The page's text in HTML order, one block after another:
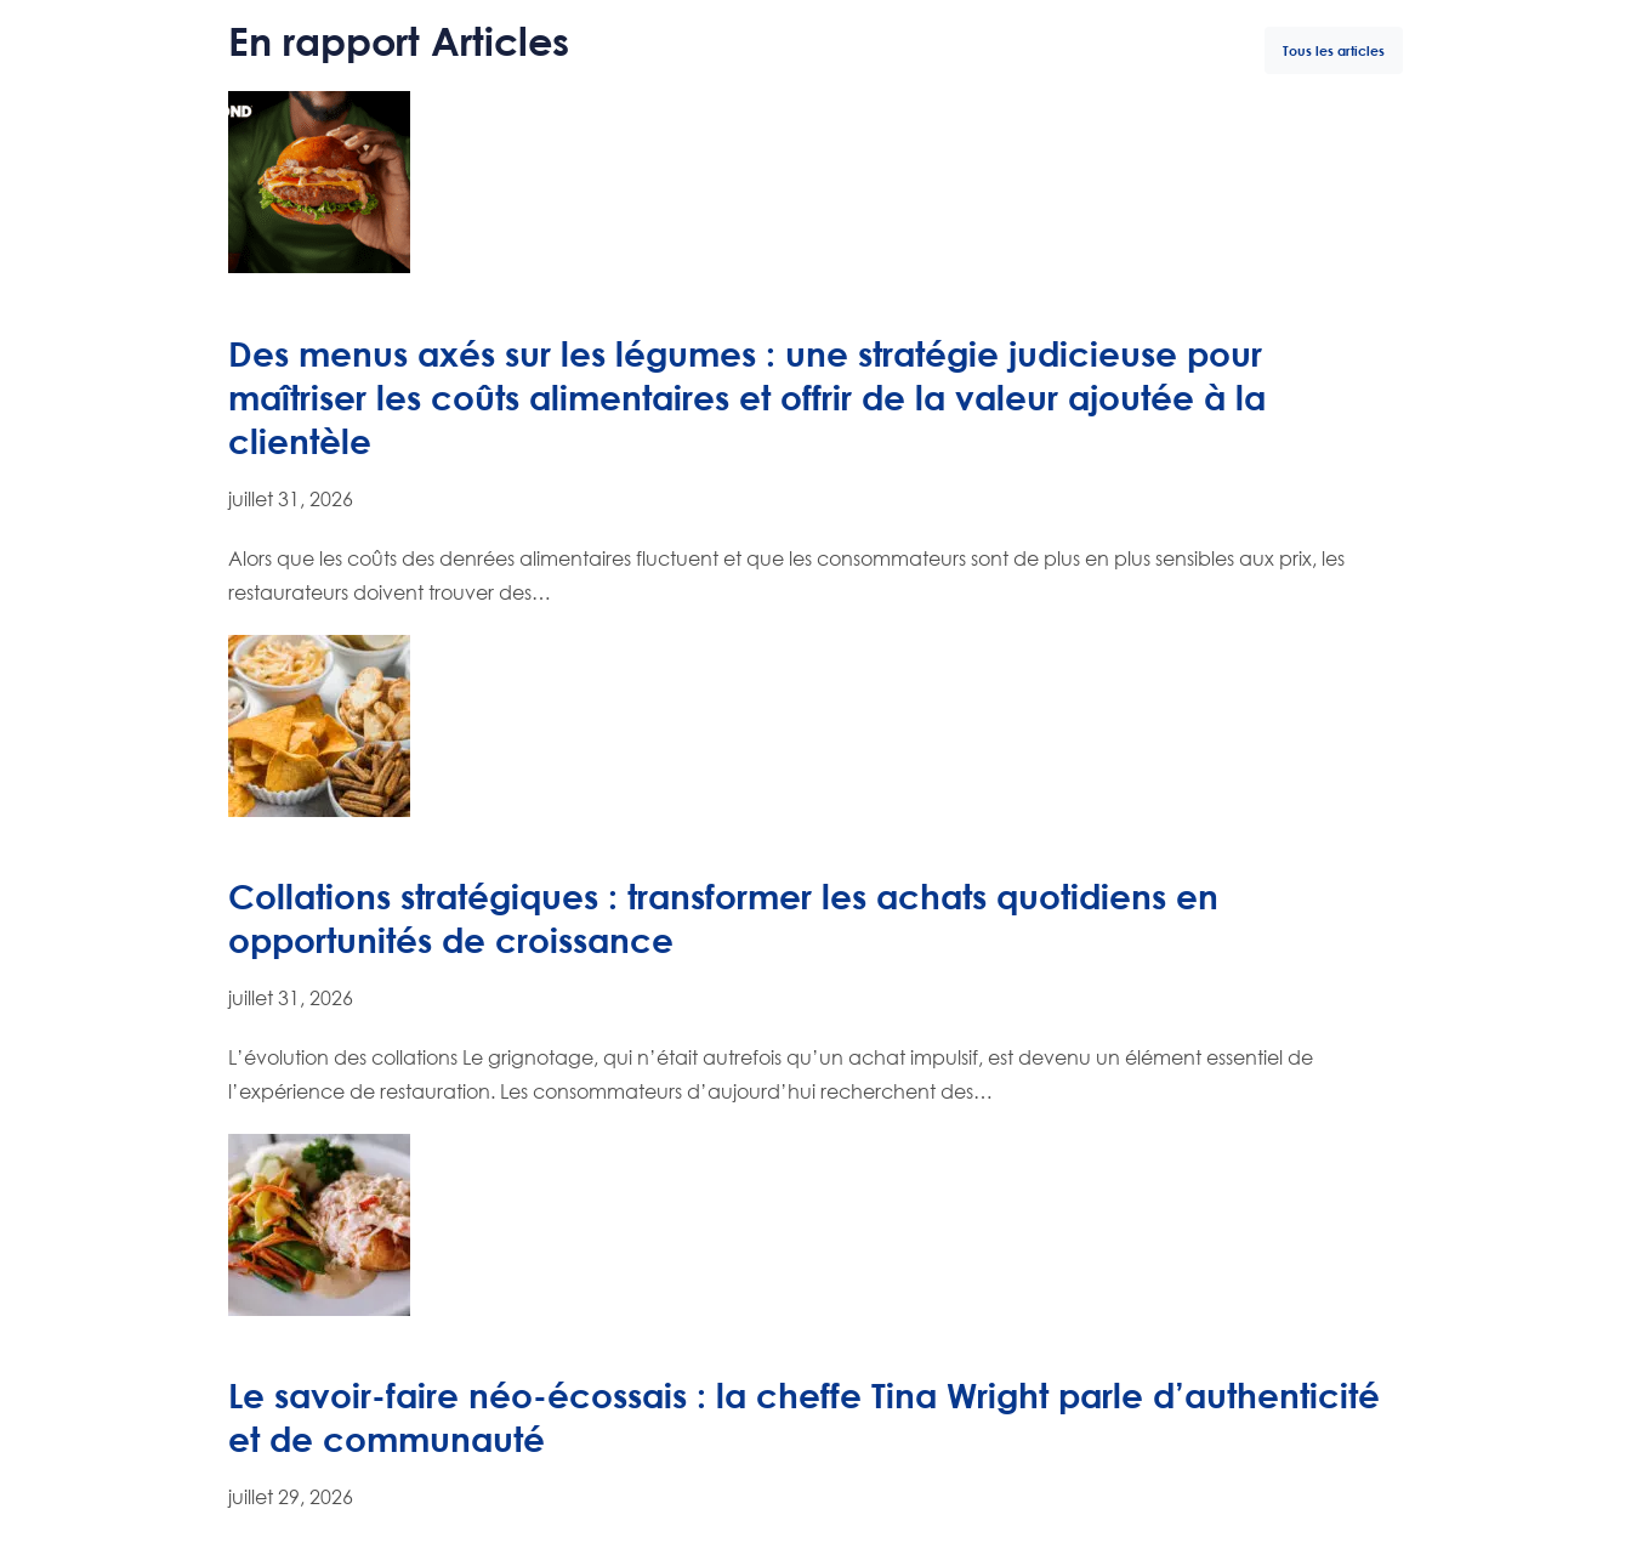
En rapport Articles Tous les articles
Des menus axés sur les légumes : une stratégie judicieuse pour
maîtriser les coûts alimentaires et offrir de la valeur ajoutée à la
clientèle
juillet 31, 2026
Alors que les coûts des denrées alimentaires fluctuent et que les consommateurs sont de plus en plus sensibles aux prix, les
restaurateurs doivent trouver des…
Collations stratégiques : transformer les achats quotidiens en
opportunités de croissance
juillet 31, 2026
L’évolution des collations Le grignotage, qui n’était autrefois qu’un achat impulsif, est devenu un élément essentiel de
l’expérience de restauration. Les consommateurs d’aujourd’hui recherchent des…
Le savoir-faire néo-écossais : la cheffe Tina Wright parle d’authenticité
et de communauté
juillet 29, 2026